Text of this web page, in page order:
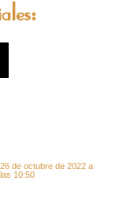
26 de octubre de 2022 a
las 10:50